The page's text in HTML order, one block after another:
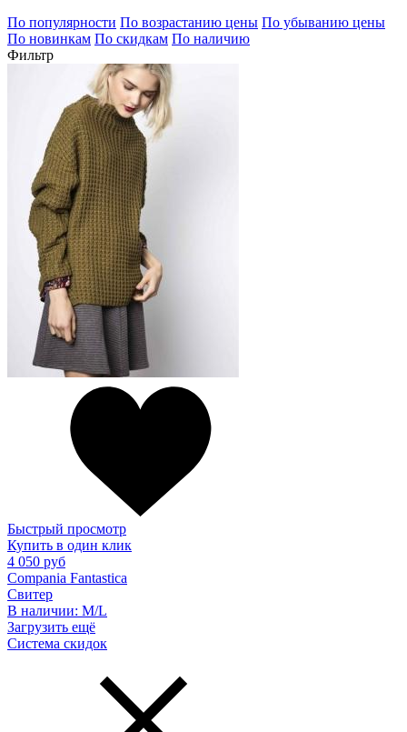
По популярности По возрастанию цены По убыванию цены
По новинкам По скидкам По наличию
Фильтр
Быстрый просмотр
Купить в один клик
4 050 руб
Compania Fantastica
Свитер
В наличии: M/L
Загрузить ещё
Система скидок